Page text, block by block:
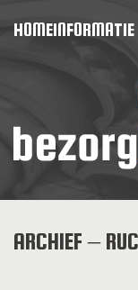
HOMEINFORMATIE
ARCHIEF –